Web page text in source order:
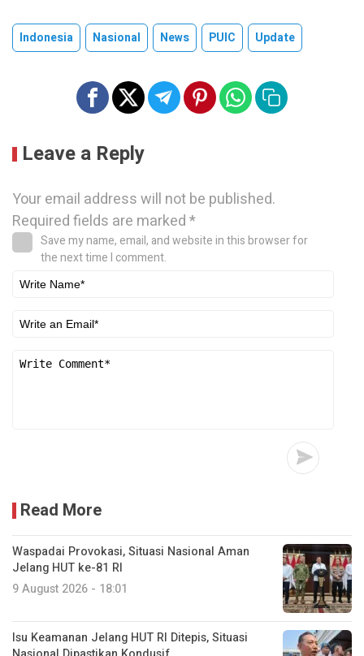
Indonesia Nasional News PUIC Update
Leave a Reply
Your email address will not be published.
Required fields are marked*
Save my name, email, and website in this browser for
the next time I comment.
Read More
Waspadai Provokasi, Situasi Nasional Aman
Jelang HUT ke-81 RI
9 August 2026 - 18:01
Isu Keamanan Jelang HUT RI Ditepis, Situasi